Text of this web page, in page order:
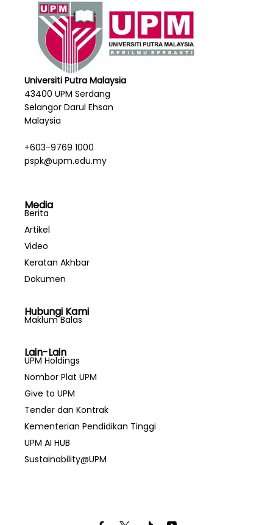
Universiti Putra Malaysia
43400 UPM Serdang
Selangor Darul Ehsan
Malaysia
+603-9769 1000
pspk@upm.edu.my
Media
Berita
Artikel
Video
Keratan Akhbar
Dokumen
Hubungi Kami
Maklum Balas
Lain-Lain
UPM Holdings
Nombor Plat UPM
Give to UPM
Tender dan Kontrak
Kementerian Pendidikan Tinggi
UPM AI HUB
Sustainability@UPM